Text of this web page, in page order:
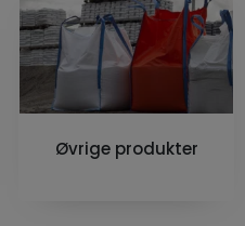
Øvrige produkter